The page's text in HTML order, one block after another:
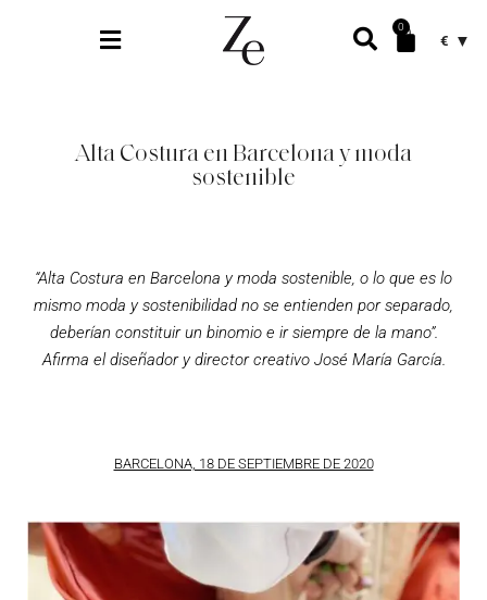
0
€
Alta Costura en Barcelona y moda
sostenible
“Alta Costura en Barcelona y moda sostenible, o lo que es lo
mismo moda y sostenibilidad no se entienden por separado,
deberían constituir un binomio e ir siempre de la mano”.
Afirma el diseñador y director creativo José María García.
BARCELONA, 18 DE SEPTIEMBRE DE 2020